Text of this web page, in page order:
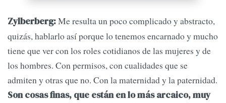
Zylberberg:Me resulta un poco complicado y abstracto,
quizás, hablarlo así porque lo tenemos encarnado y mucho
tiene que ver con los roles cotidianos de las mujeres y de
los hombres. Con permisos, con cualidades que se
admiten y otras que no. Con la maternidad y la paternidad.
Son cosas finas, que están en lo más arcaico, muy